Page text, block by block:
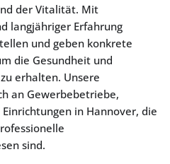
der Vitalität. Mit
langjähriger Erfahrung
und geben konkrete
die Gesundheit und
erhalten. Unsere
an Gewerbebetriebe,
in Hannover, die
sind.